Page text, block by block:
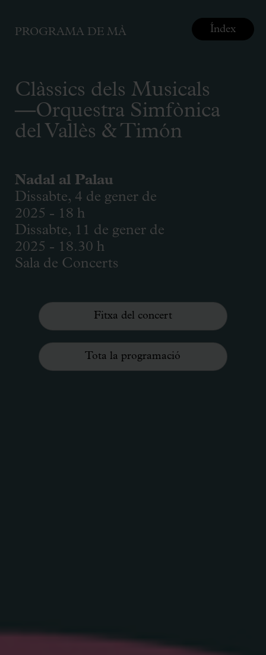
PROGRAMA DE MÀ
Clàssics dels Musicals
—Orquestra Simfònica
del Vallès & Timón
Nadal al Palau
Dissabte, 4 de gener de
2025 - 18 h
Dissabte, 11 de gener de
2025 - 18.30 h
Sala de Concerts
Fitxa del concert
Tota la programació
Índex